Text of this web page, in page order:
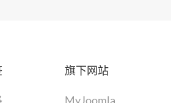
旗下网站
MyJoomla